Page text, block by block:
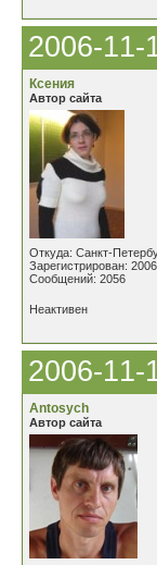
2006-11-
Ксения
Автор сайта
Откуда: Санкт-
Зарегистрирован:
Сообщений: 2056
Неактивен
2006-11-
Antosych
Автор сайта